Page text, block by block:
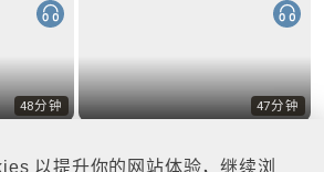
以提升你的网站体验，继续浏
48分钟 47分钟
2025-08-15